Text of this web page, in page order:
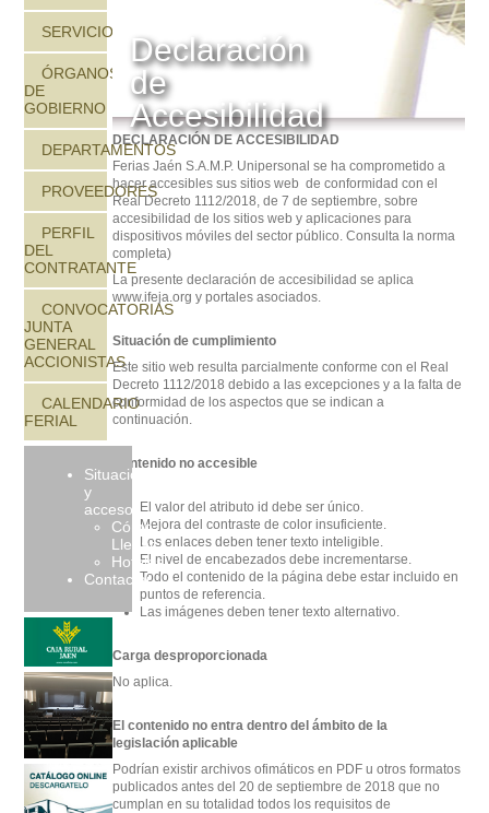
SERVICIOS
ÓRGANOS
DE
GOBIERNO
DEPARTAMENTOS
PROVEEDORES
PERFIL
DEL
CONTRATANTE
CONVOCATORIAS
JUNTA
GENERAL
ACCIONISTAS
CALENDARIO
FERIAL
Declaración
de
Accesibilidad
DECLARACIÓN DE ACCESIBILIDAD
Ferias Jaén S.A.M.P. Unipersonal se ha comprometido a
hacer accesibles sus sitios web de conformidad con el
Real Decreto 1112/2018, de 7 de septiembre, sobre
accesibilidad de los sitios web y aplicaciones para
dispositivos móviles del sector público.Consulta la norma
completa)
La presente declaración de accesibilidad se aplica
www.ifeja.org y portales asociados.
Situación de cumplimiento
Este sitio web resulta parcialmente conforme con el Real
Decreto 1112/2018 debido a las excepciones y a la falta de
conformidad de los aspectos que se indican a
continuación.
Contenido no accesible
El valor del atributo id debe ser único.
Mejora del contraste de color insuficiente.
Los enlaces deben tener texto inteligible.
El nivel de encabezados debe incrementarse.
Todo el contenido de la página debe estar incluido en
puntos de referencia.
Las imágenes deben tener texto alternativo.
Carga desproporcionada
No aplica.
El contenido no entra dentro del ámbito de la
legislación aplicable
Podrían existir archivos ofimáticos en PDF u otros formatos
publicados antes del 20 de septiembre de 2018 que no
cumplan en su totalidad todos los requisitos de
Situación
y
accesos
Cómo
Llegar
Hoteles
Contactar